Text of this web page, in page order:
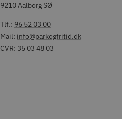
9210 Aalborg SØ
Tlf.: 96 52 03 00
Mail: info@parkogfritid.dk
CVR: 35 03 48 03